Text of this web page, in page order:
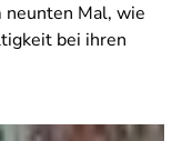
neunten Mal, wie
bei ihren